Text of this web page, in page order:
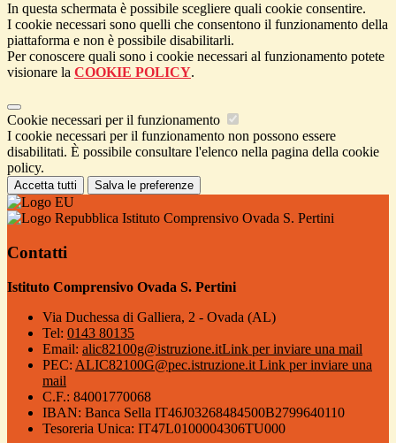
In questa schermata è possibile scegliere quali cookie consentire.
I cookie necessari sono quelli che consentono il funzionamento della
piattaforma e non è possibile disabilitarli.
Per conoscere quali sono i cookie necessari al funzionamento potete
visionare la COOKIE POLICY.
Cookie necessari per il funzionamento
I cookie necessari per il funzionamento non possono essere
disabilitati. È possibile consultare l'elenco nella pagina della cookie
policy.
Accetta tutti Salva le preferenze
Istituto Comprensivo Ovada S. Pertini
Contatti
Istituto Comprensivo Ovada S. Pertini
Via Duchessa di Galliera, 2 - Ovada (AL)
Tel: 0143 80135
Email: alic82100g@istruzione.itLink per inviare una mail
PEC: ALIC82100G@pec.istruzione.it Link per inviare una
mail
C.F.: 84001770068
IBAN: Banca Sella IT46J03268484500B2799640110
Tesoreria Unica: IT47L0100004306TU000